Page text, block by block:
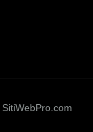
SitiWebPro.com